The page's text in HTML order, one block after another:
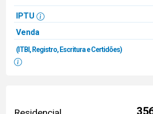
IPTU
Venda
(ITBI, Registro, Escritura e Certidões)